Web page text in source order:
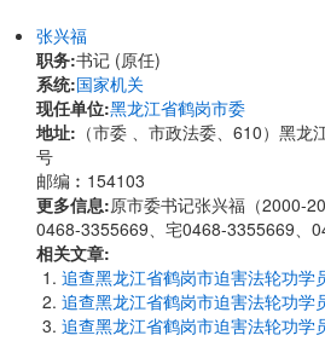
张兴福
职务:书记 (原任)
系统:国家机关
现任单位:黑龙江省鹤岗市委
地址: （市委 、市政法委、610）黑
号
邮编︰154103
更多信息:原市委书记张兴福（2000-
0468-3355669、宅0468-3355669、
相关文章:
追查黑龙江省鹤岗市迫害法轮功学
追查黑龙江省鹤岗市迫害法轮功学
追查黑龙江省鹤岗市迫害法轮功学